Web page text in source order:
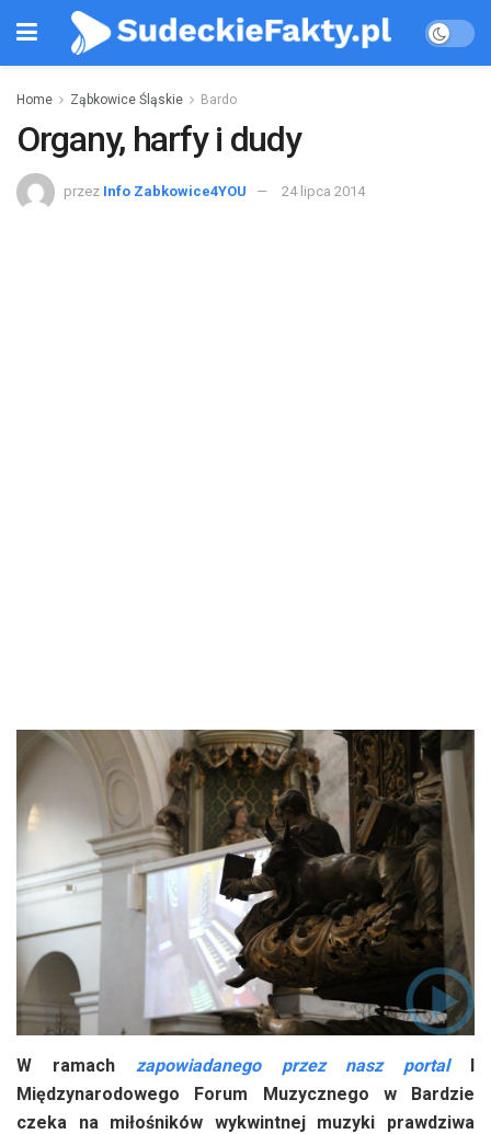
Home Ząbkowice Śląskie Bardo
Organy, harfy i dudy
przez Info Zabkowice4YOU 24 lipca 2014
W ramach zapowiadanego przez nasz portalI
Międzynarodowego Forum Muzycznego w Bardzie
czeka na miłośników wykwintnej muzyki prawdziwa